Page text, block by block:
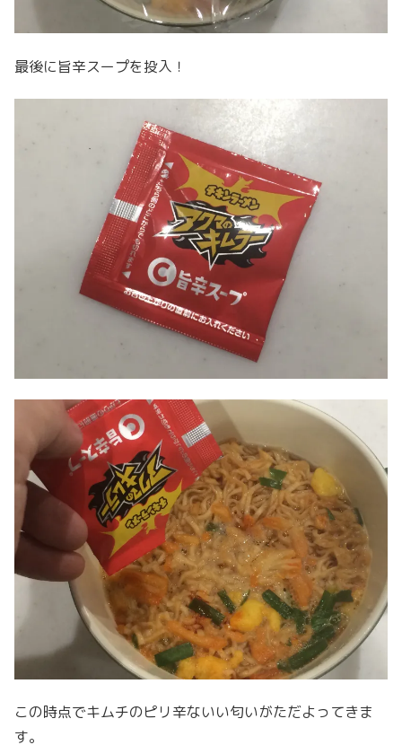
最後に旨辛スープを投入！
この時点でキムチのピリ辛ないい匂いがただよってきま
す。